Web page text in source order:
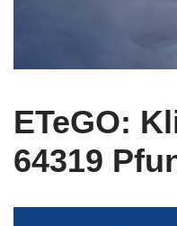
ETeGO:
64319